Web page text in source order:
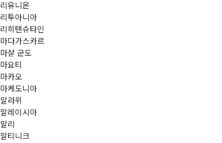
리유니온
리투아니아
리히텐슈타인
마다가스카르
마샬 군도
마요티
마카오
마케도니아
말라위
말레이시아
말리
말티니크